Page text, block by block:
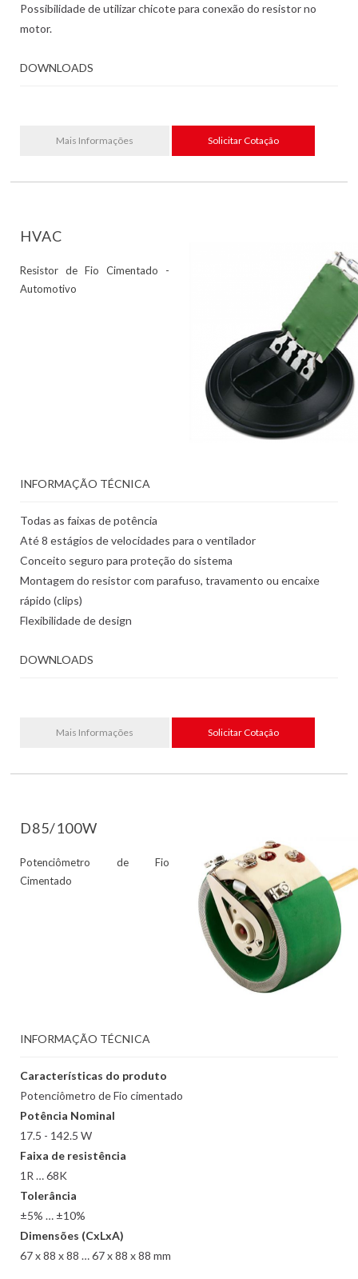
Possibilidade de utilizar chicote para conexão do resistor no
motor.
DOWNLOADS
Mais Informações Solicitar Cotação
HVAC
Resistor de Fio Cimentado -
Automotivo
INFORMAÇÃO TÉCNICA
Todas as faixas de potência
Até 8 estágios de velocidades para o ventilador
Conceito seguro para proteção do sistema
Montagem do resistor com parafuso, travamento ou encaixe
rápido (clips)
Flexibilidade de design
DOWNLOADS
Mais Informações Solicitar Cotação
D85/100W
Potenciômetro de Fio
Cimentado
INFORMAÇÃO TÉCNICA
Características do produto
Potenciômetro de Fio cimentado
Potência Nominal
17.5 - 142.5 W
Faixa de resistência
1R … 68K
Tolerância
±5% … ±10%
Dimensões (CxLxA)
67 x 88 x 88 … 67 x 88 x 88 mm